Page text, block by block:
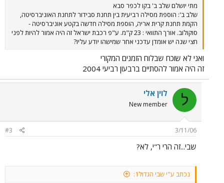
מתי יושלם שלב ב' בקו לכפר סבא
שלב ב': הוספת מסילה רביעית בין תחנת סבידור לתחנת האוניברסיטה,
הקמת תחנת קרית אריה, הוספת מסילה חדשה בקטע אוניברסיטה -
סוקולוב. אורך התוואי : 23 ק"מ. ע"פ רכבת ישראל זה היה אמור להיות לפני
חצי שנה יש אומדן עדכני אחר שמישהו יודע עליו?
ואני לא שוכח שבלוח הזמנים המקורי
זה היה אמור להסתיים ברבעון רביעי 2004
ל לוין אלי
New member
3/11/06
#3
שבי...זה הרי ר"י, לא?
נכתב ע"י שבי הגדול1: